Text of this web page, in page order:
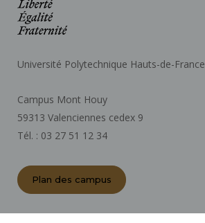
Université Polytechnique Hauts-de-France
Campus Mont Houy
59313 Valenciennes cedex 9
Tél. : 03 27 51 12 34
Plan des campus